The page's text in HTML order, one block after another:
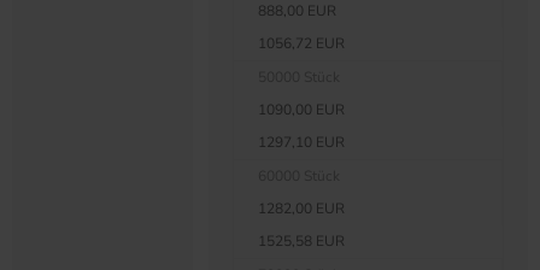
888,00 EUR
1056,72 EUR
1090,00 EUR
1297,10 EUR
1282,00 EUR
1525,58 EUR